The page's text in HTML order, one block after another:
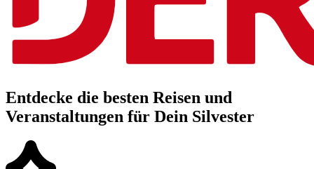
Entdecke die besten Reisen und
Veranstaltungen für Dein Silvester